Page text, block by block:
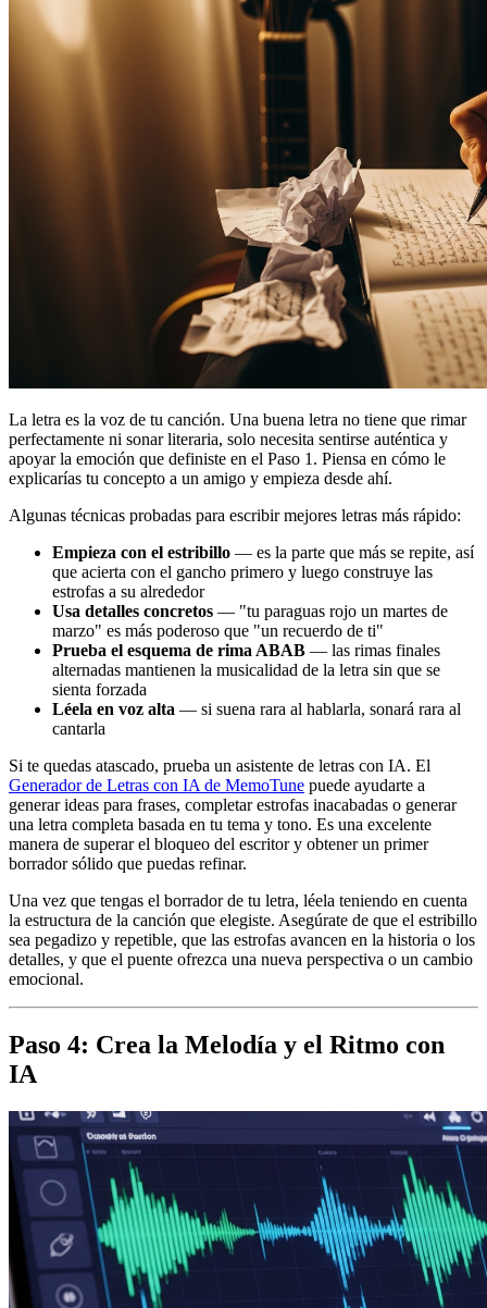
La letra es la voz de tu canción. Una buena letra no tiene que rimar
perfectamente ni sonar literaria, solo necesita sentirse auténtica y
apoyar la emoción que definiste en el Paso 1. Piensa en cómo le
explicarías tu concepto a un amigo y empieza desde ahí.
Algunas técnicas probadas para escribir mejores letras más rápido:
Empieza con el estribillo — es la parte que más se repite, así
que acierta con el gancho primero y luego construye las
estrofas a su alrededor
Usa detalles concretos — "tu paraguas rojo un martes de
marzo" es más poderoso que "un recuerdo de ti"
Prueba el esquema de rima ABAB — las rimas finales
alternadas mantienen la musicalidad de la letra sin que se
sienta forzada
Léela en voz alta — si suena rara al hablarla, sonará rara al
cantarla
Si te quedas atascado, prueba un asistente de letras con IA. El
Generador de Letras con IA de MemoTune puede ayudarte a
generar ideas para frases, completar estrofas inacabadas o generar
una letra completa basada en tu tema y tono. Es una excelente
manera de superar el bloqueo del escritor y obtener un primer
borrador sólido que puedas refinar.
Una vez que tengas el borrador de tu letra, léela teniendo en cuenta
la estructura de la canción que elegiste. Asegúrate de que el estribillo
sea pegadizo y repetible, que las estrofas avancen en la historia o los
detalles, y que el puente ofrezca una nueva perspectiva o un cambio
emocional.
Paso 4: Crea la Melodía y el Ritmo con
IA